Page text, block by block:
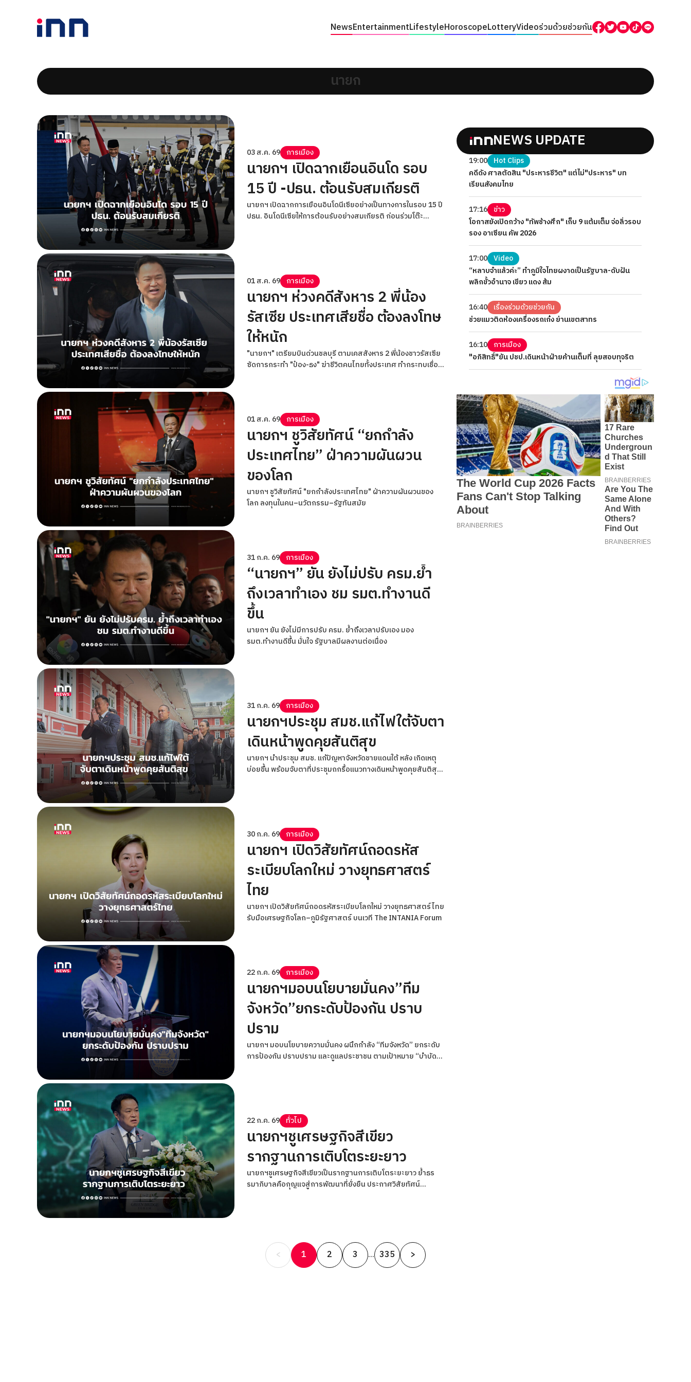
NewsEntertainmentLifestyleHoroscopeLotteryVideoร่วมด้วยช่วยกัน
นายก
03 ส.ค. 69 การเมือง
นายกฯ เปิดฉากเยือนอินโด รอบ
15 ปี -ปธน. ต้อนรับสมเกียรติ
นายกฯ เปิดฉากการเยือนอินโดนีเซียอย่างเป็นทางการในรอบ 15 ปี
ปธน. อินโดนีเซียให้การต้อนรับอย่างสมเกียรติ ก่อนร่วมโต๊ะ
01 ส.ค. 69 การเมือง
นายกฯ ห่วงคดีสังหาร 2 พี่น้อง
รัสเซีย ประเทศเสียชื่อ ต้องลงโทษ
ให้หนัก
"นายกฯ" เตรียมบินด่วนชลบุรี ตามเคสสังหาร 2 พี่น้องชาวรัสเซีย
ซัดการกระทำ "ป๋อง-ธง" ฆ่าชีวิตคนไทยทั้งประเทศ ทำกระทบเชื่อ
01 ส.ค. 69 การเมือง
นายกฯ ชูวิสัยทัศน์ “ยกกำลัง
ประเทศไทย” ฝ่าความผันผวน
ของโลก
นายกฯ ชูวิสัยทัศน์ "ยกกำลังประเทศไทย" ฝ่าความผันผวนของ
โลก ลงทุนในคน–นวัตกรรม–รัฐทันสมัย
31 ก.ค. 69 การเมือง
“นายกฯ” ยัน ยังไม่ปรับ ครม.ย้ำ
ถึงเวลาทำเอง ชม รมต.ทำงานดี
ขึ้น
นายกฯ ยัน ยังไม่มีการปรับ ครม. ย้ำถึงเวลาปรับเอง มอง
รมต.ทำงานดีขึ้น มั่นใจ รัฐบาลมีผลงานต่อเนื่อง
31 ก.ค. 69 การเมือง
นายกฯประชุม สมช.แก้ไฟใต้จับตา
เดินหน้าพูดคุยสันติสุข
นายกฯ นำประชุม สมช. แก้ปัญหาจังหวัดชายแดนใต้ หลัง เกิดเหตุ
บ่อยขึ้น พร้อมจับตาที่ประชุมถกรื้อแนวทางเดินหน้าพูดคุยสันติสุข
30 ก.ค. 69 การเมือง
นายกฯ เปิดวิสัยทัศน์ถอดรหัส
ระเบียบโลกใหม่ วางยุทธศาสตร์
ไทย
นายกฯ เปิดวิสัยทัศน์ถอดรหัสระเบียบโลกใหม่ วางยุทธศาสตร์ไทย
รับมือเศรษฐกิจโลก–ภูมิรัฐศาสตร์ บนเวที The INTANIA Forum
22 ก.ค. 69 การเมือง
นายกฯมอบนโยบายมั่นคง”ทีม
จังหวัด”ยกระดับป้องกัน ปราบ
ปราม
นายกฯ มอบนโยบายความมั่นคง ผนึกกำลัง “ทีมจังหวัด” ยกระดับ
การป้องกัน ปราบปราม และดูแลประชาชน ตามเป้าหมาย “บำบัด
22 ก.ค. 69 ทั่วไป
นายกฯชูเศรษฐกิจสีเขียว
รากฐานการเติบโตระยะยาว
นายกฯชูเศรษฐกิจสีเขียวเป็นรากฐานการเติบโตระยะยาว ย้ำธร
รมาภิบาลคือกุญแจสู่การพัฒนาที่ยั่งยืน ประกาศวิสัยทัศน์
NEWS UPDATE
19:00 Hot Clips
คดีดัง ศาลตัดสิน "ประหารชีวิต" แต่ไม่"ประหาร" บท
เรียนสังคมไทย
17:16 ข่าว
โอกาสยังเปิดกว้าง "ทัพช้างศึก" เก็บ 9 แต้มเต็ม จ่อลิ่วรอบ
รอง อาเซียน คัพ 2026
17:00 Video
“หลาบจำแล้วค่ะ” ทำภูมิใจไทยผงาดเป็นรัฐบาล-ดับฝัน
พลิกขั้วอำนาจ เขียว แดง ส้ม
16:40 เรื่องร่วมด้วยช่วยกัน
ช่วยแมวติดห้องเครื่องรถเก๋ง ย่านเขตสาทร
16:10 การเมือง
"อภิสิทธิ์"ยัน ปชป.เดินหน้าฝ่ายค้านเต็มที่ ลุยสอบทุจริต
Posts
pagination
< 1 2 3 … 335 >